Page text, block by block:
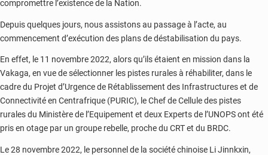
compromettre l’existence de la Nation.
Depuis quelques jours, nous assistons au passage à l’acte, au
commencement d’exécution des plans de déstabilisation du pays.
En effet, le 11 novembre 2022, alors qu’ils étaient en mission dans la
Vakaga, en vue de sélectionner les pistes rurales à réhabiliter, dans le
cadre du Projet d’Urgence de Rétablissement des Infrastructures et de
Connectivité en Centrafrique (PURIC), le Chef de Cellule des pistes
rurales du Ministère de l’Equipement et deux Experts de l’UNOPS ont été
pris en otage par un groupe rebelle, proche du CRT et du BRDC.
Le 28 novembre 2022, le personnel de la société chinoise Li Jinnkxin,